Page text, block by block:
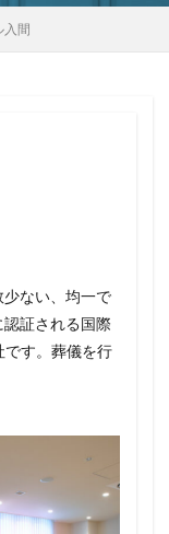
入間
ない、均一で
証される国際
す。葬儀を行